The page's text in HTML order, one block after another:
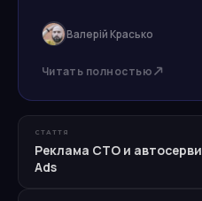
Валерій Красько
Читать полностью
СТАТТЯ
Реклама СТО и
Ads